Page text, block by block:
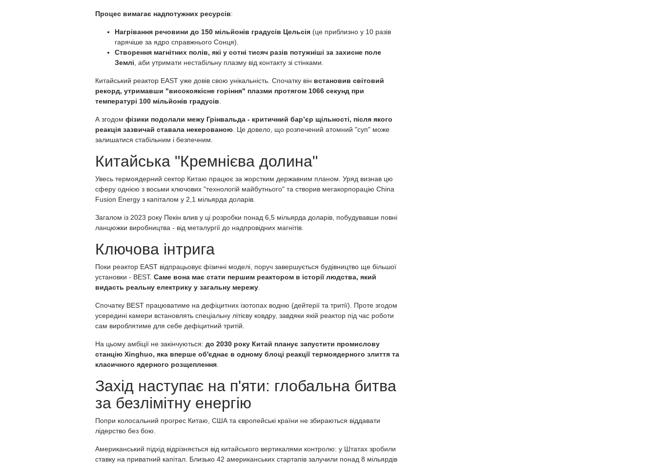
Процес вимагає надпотужних ресурсів:
Нагрівання речовини до 150 мільйонів градусів Цельсія (це приблизно у 10 разів
гарячіше за ядро справжнього Сонця).
Створення магнітних полів, які у сотні тисяч разів потужніші за захисне поле
Землі , аби утримати нестабільну плазму від контакту зі стінками.
Китайський реактор EAST уже довів свою унікальність. Спочатку він встановив світовий
рекорд, утримавши "високоякісне горіння" плазми протягом 1066 секунд при
температурі 100 мільйонів градусів
А згодом фізики подолали межу Грінвальда - критичний бар’єр щільності, після якого
реакція зазвичай ставала некерованою . Це довело, що розпечений атомний "суп" може
залишатися стабільним і безпечним.
Китайська "Кремнієва долина"
Увесь термоядерний сектор Китаю працює за жорстким державним планом. Уряд визнав цю
сферу однією з восьми ключових "технологій майбутнього" та створив мегакорпорацію China
Fusion Energy з капіталом у 2,1 мільярда доларів.
Загалом із 2023 року Пекін влив у ці розробки понад 6,5 мільярда доларів, побудувавши повні
ланцюжки виробництва - від металургії до надпровідних магнітів.
Ключова інтрига
Поки реактор EAST відпрацьовує фізичні моделі, поруч завершується будівництво ще більшої
установки - BEST. Саме вона має стати першим реактором в історії людства, який
видасть реальну електрику у загальну мережу
Спочатку BEST працюватиме на дефіцитних ізотопах водню (дейтерії та тритії). Проте згодом
усередині камери встановлять спеціальну літієву ковдру, завдяки якій реактор під час роботи
сам вироблятиме для себе дефіцитний тритій.
На цьому амбіції не закінчуються: до 2030 року Китай планує запустити промислову
станцію Xinghuo, яка вперше об'єднає в одному блоці реакції термоядерного злиття та
класичного ядерного розщеплення
Захід наступає на п'яти: глобальна битва
за безлімітну енергію
Попри колосальний прогрес Китаю, США та європейські країни не збираються віддавати
лідерство без бою.
Американський підхід відрізняється від китайського вертикалями контролю: у Штатах зробили
ставку на приватний капітал. Близько 42 американських стартапів залучили понад 8 мільярдів